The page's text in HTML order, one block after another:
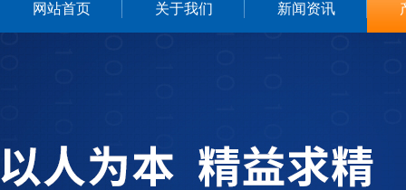
网站首页 关于我们 新闻资讯